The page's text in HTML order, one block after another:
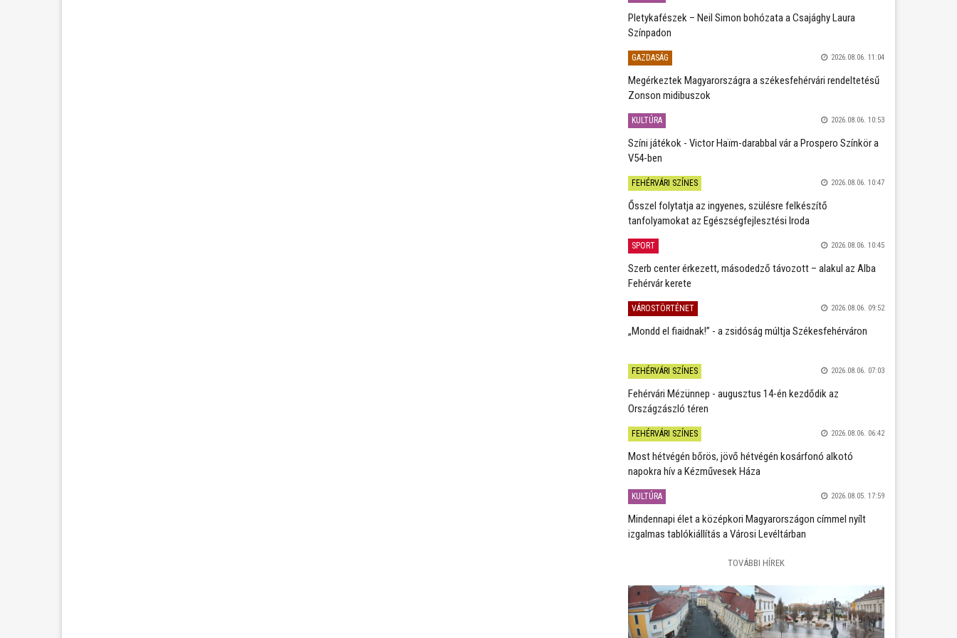
Pletykafészek – Neil Simon bohózata a Csajághy Laura
Színpadon
GAZDASÁG 2026.08.06. 11:04
Megérkeztek Magyarországra a székesfehérvári rendeltetésű
Zonson midibuszok
KULTÚRA 2026.08.06. 10:53
Színi játékok - Victor Haïm-darabbal vár a Prospero Színkör a
V54-ben
FEHÉRVÁRI SZÍNES 2026.08.06. 10:47
Ősszel folytatja az ingyenes, szülésre felkészítő
tanfolyamokat az Egészségfejlesztési Iroda
SPORT 2026.08.06. 10:45
Szerb center érkezett, másodedző távozott – alakul az Alba
Fehérvár kerete
VÁROSTÖRTÉNET 2026.08.06. 09:52
„Mondd el fiaidnak!” - a zsidóság múltja Székesfehérváron
FEHÉRVÁRI SZÍNES 2026.08.06. 07:03
Fehérvári Mézünnep - augusztus 14-én kezdődik az
Országzászló téren
FEHÉRVÁRI SZÍNES 2026.08.06. 06:42
Most hétvégén bőrös, jövő hétvégén kosárfonó alkotó
napokra hív a Kézművesek Háza
KULTÚRA 2026.08.05. 17:59
Mindennapi élet a középkori Magyarországon címmel nyílt
izgalmas tablókiállítás a Városi Levéltárban
TOVÁBBI HÍREK